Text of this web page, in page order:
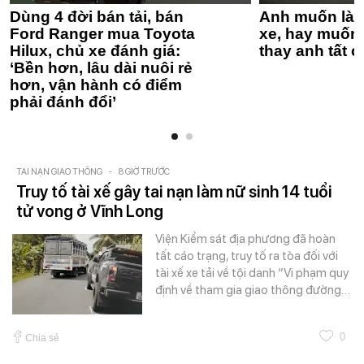
Dùng 4 đời bán tải, bán
Ford Ranger mua Toyota
Hilux, chủ xe đánh giá:
‘Bền hơn, lâu dài nuôi rẻ
hơn, vận hành có điểm
phải đánh đổi’
Anh muốn
xe, hay
thay anh tất
TAI NẠN GIAO THÔNG - 8 GIỜ TRƯỚC
Truy tố tài xế gây tai nạn làm nữ sinh 14 tuổi
tử vong ở Vĩnh Long
Viện Kiểm sát địa phương đã hoàn
tất cáo trạng, truy tố ra tòa đối với
tài xế xe tải về tội danh “Vi phạm quy
định về tham gia giao thông đường…
Chia sẻ 0